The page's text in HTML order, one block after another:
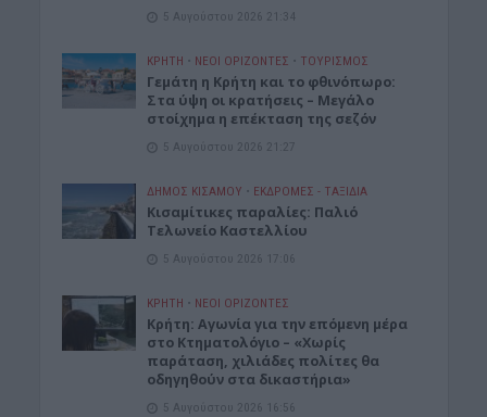
5 Αυγούστου 2026 21:34
ΚΡΗΤΗ • ΝΕΟΙ ΟΡΙΖΟΝΤΕΣ • ΤΟΥΡΙΣΜΟΣ
Γεμάτη η Κρήτη και το φθινόπωρο:
Στα ύψη οι κρατήσεις – Μεγάλο
στοίχημα η επέκταση της σεζόν
5 Αυγούστου 2026 21:27
ΔΉΜΟΣ ΚΙΣΆΜΟΥ • ΕΚΔΡΟΜΈΣ - ΤΑΞΊΔΙΑ
Kισαμίτικες παραλίες: Παλιό
Τελωνείο Καστελλίου
5 Αυγούστου 2026 17:06
ΚΡΗΤΗ • ΝΕΟΙ ΟΡΙΖΟΝΤΕΣ
Kρήτη: Αγωνία για την επόμενη μέρα
στο Κτηματολόγιο – «Χωρίς
παράταση, χιλιάδες πολίτες θα
οδηγηθούν στα δικαστήρια»
5 Αυγούστου 2026 16:56